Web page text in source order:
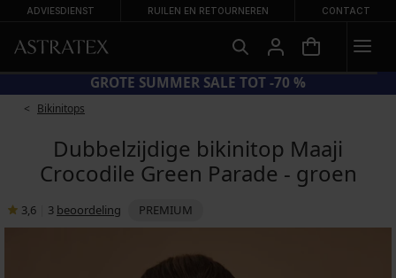
ADVIESDIENST RUILEN EN RETOURNEREN CONTACT
OP AFGEPRIJSDE BADMODE
Bikinitops
Dubbelzijdige bikinitop Maaji
Crocodile Green Parade - groen
3,6 3 beoordeling PREMIUM